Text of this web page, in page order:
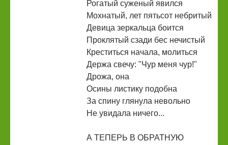
Рогатый суженый явился
Мохнатый, лет пятьсот небритый
Девица зеркальца боится
Проклятый сзади бес нечистый
Креститься начала, молиться
Держа свечу: "Чур меня чур!"
Дрожа, она
Осины листику подобна
За спину глянула невольно
Не увидала ничего...
А ТЕПЕРЬ В ОБРАТНУЮ